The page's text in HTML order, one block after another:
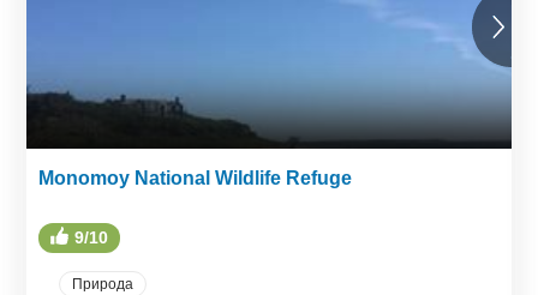
Monomoy National Wildlife Refuge
9/10
Природа